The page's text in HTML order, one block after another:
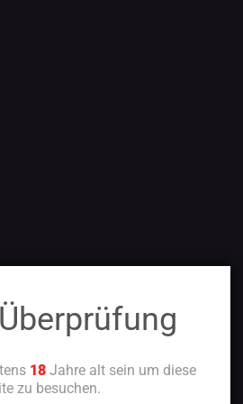
18Jahre alt sein um diese
zu besuchen.